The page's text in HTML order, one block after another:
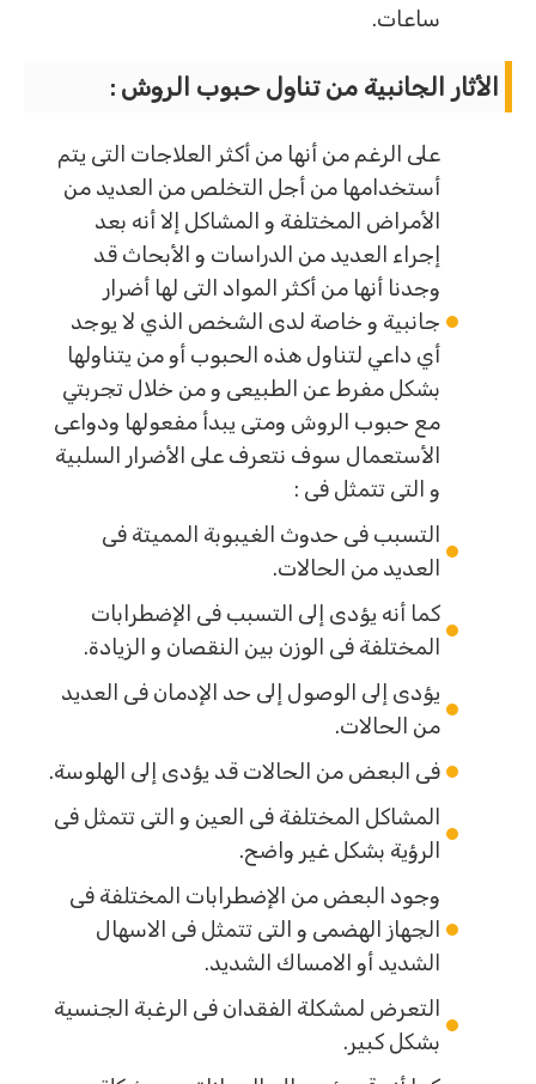
ساعات.
الأثار الجانبية من تناول حبوب الروش :
على الرغم من أنها من أكثر العلاجات التى يتم
أستخدامها من أجل التخلص من العديد من
الأمراض المختلفة و المشاكل إلا أنه بعد
إجراء العديد من الدراسات و الأبحاث قد
وجدنا أنها من أكثر المواد التى لها أضرار
جانبية و خاصة لدى الشخص الذي لا يوجد
أي داعي لتناول هذه الحبوب أو من يتناولها
بشكل مفرط عن الطبيعى و من خلال تجربتي
مع حبوب الروش ومتى يبدأ مفعولها ودواعى
الأستعمال سوف نتعرف على الأضرار السلبية
و التى تتمثل فى :
التسبب فى حدوث الغيبوبة المميتة فى
العديد من الحالات.
كما أنه يؤدى إلى التسبب فى الإضطرابات
المختلفة فى الوزن بين النقصان و الزيادة.
يؤدى إلى الوصول إلى حد الإدمان فى العديد
من الحالات.
فى البعض من الحالات قد يؤدى إلى الهلوسة.
المشاكل المختلفة فى العين و التى تتمثل فى
الرؤية بشكل غير واضح.
وجود البعض من الإضطرابات المختلفة فى
الجهاز الهضمى و التى تتمثل فى الاسهال
الشديد أو الامساك الشديد.
التعرض لمشكلة الفقدان فى الرغبة الجنسية
بشكل كبير.